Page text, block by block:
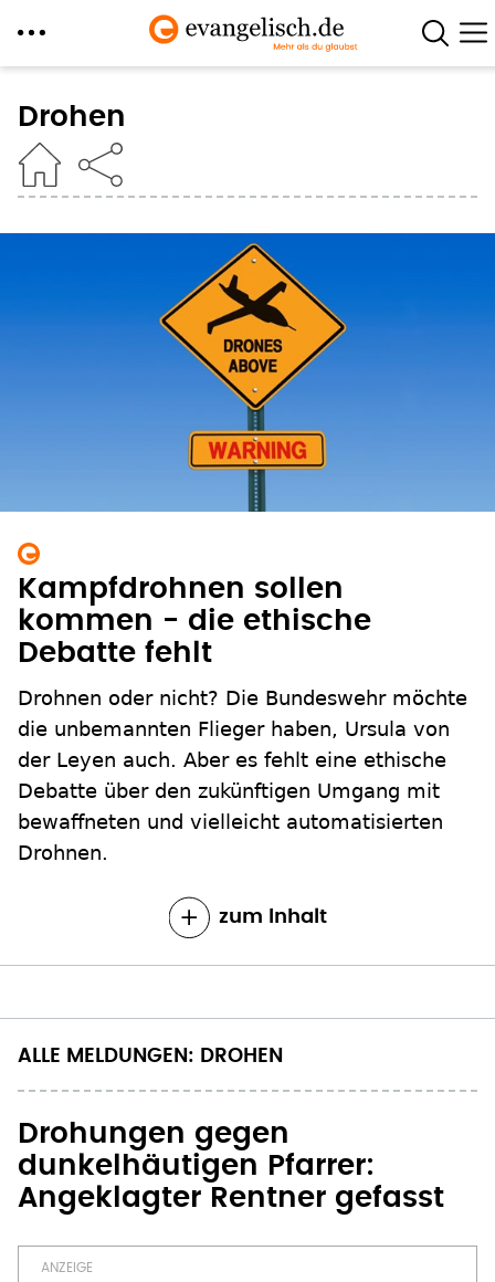
zum
Inhalt
Drohen
Kampfdrohnen sollen
kommen - die ethische
Debatte fehlt
Drohnen oder nicht? Die Bundeswehr möchte
die unbemannten Flieger haben, Ursula von
der Leyen auch. Aber es fehlt eine ethische
Debatte über den zukünftigen Umgang mit
bewaffneten und vielleicht automatisierten
Drohnen.
zum Inhalt
ALLE MELDUNGEN: DROHEN
Drohungen gegen
dunkelhäutigen Pfarrer:
Angeklagter Rentner gefasst